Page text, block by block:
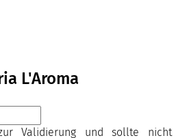
L'Aroma
Validierung und sollte nicht